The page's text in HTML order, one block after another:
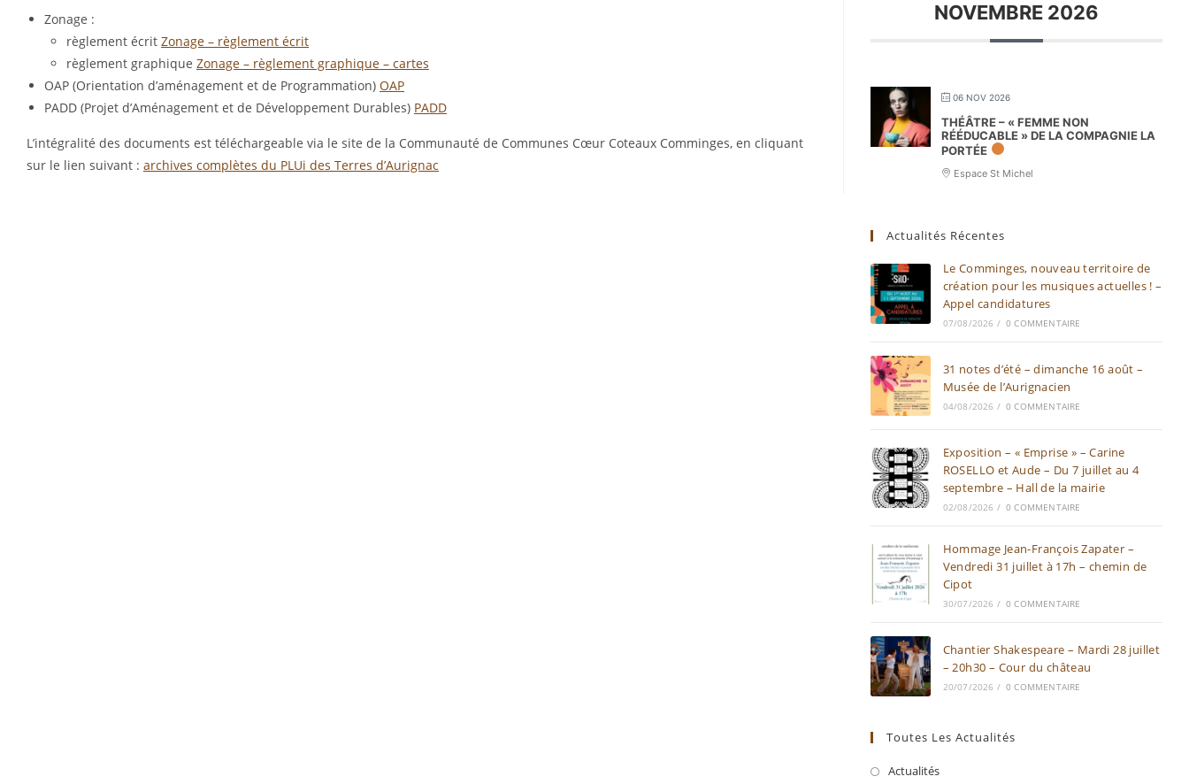
Zonage :
règlement écrit Zonage – règlement écrit
règlement graphique Zonage – règlement graphique – cartes
OAP (Orientation d’aménagement et de Programmation) OAP
PADD (Projet d’Aménagement et de Développement Durables) PADD
L’intégralité des documents est téléchargeable via le site de la Communauté de Communes Cœur Coteaux Comminges, en cliquant
sur le lien suivant : archives complètes du PLUi des Terres d’Aurignac
NOVEMBRE 2026
06 NOV 2026
THÉÂTRE – « FEMME NON
RÉÉDUCABLE » DE LA COMPAGNIE LA
PORTÉE
Espace St Michel
Actualités Récentes
Le Comminges, nouveau territoire de
création pour les musiques actuelles ! –
Appel candidatures
07/08/2026 / 0 COMMENTAIRE
31 notes d’été – dimanche 16 août –
Musée de l’Aurignacien
04/08/2026 / 0 COMMENTAIRE
Exposition – « Emprise » – Carine
ROSELLO et Aude – Du 7 juillet au 4
septembre – Hall de la mairie
02/08/2026 / 0 COMMENTAIRE
Hommage Jean-François Zapater –
Vendredi 31 juillet à 17h – chemin de
Cipot
30/07/2026 / 0 COMMENTAIRE
Chantier Shakespeare – Mardi 28 juillet
– 20h30 – Cour du château
20/07/2026 / 0 COMMENTAIRE
Toutes Les Actualités
Actualités